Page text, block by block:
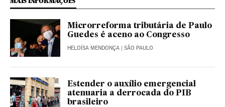
Microrreforma tributária de Paulo
Guedes é aceno ao Congresso
HELOÍSA MENDONÇA | SÃO PAULO
Estender o auxílio emergencial
atenuaria a derrocada do PIB
brasileiro